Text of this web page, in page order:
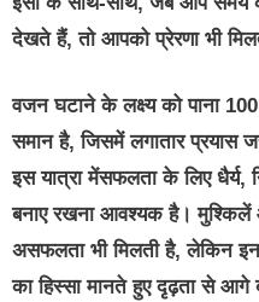
देखते हैं, तो आपको प्रेरणा भी
वजन घटाने के लक्ष्य को पाना
समान है, जिसमें लगातार प्रयास
इस यात्रा मेंसफलता के लिए धैर्य,
बनाए रखना आवश्यक है।
असफलता भी मिलती है, लेकिन
का हिस्सा मानते हुए दृढ़ता से